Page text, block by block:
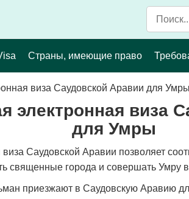
Страны, имеющие право
виза Саудовской Аравии для Умры
электронная виза
для Умры
виза Саудовской Аравии позволяет
священные города и совершать Умру
приезжают в Саудовскую Аравию